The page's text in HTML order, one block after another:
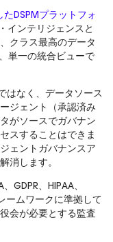
DSPMプラットフォ
インテリジェンスと
クラス最高のデータ
単一の統合ビューで
はなく、データソース
ジェント（承認済み
がソースでガバナン
スすることはできま
ェントガバナンスア
消します。
GDPR、HIPAA、
ームワークに準拠して
会が必要とする監査